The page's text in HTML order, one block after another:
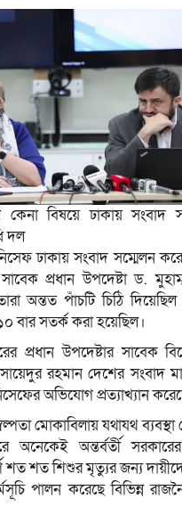
কেনা বিষয়ে ঢাকায় সংবাদ
দল
ঢাকায় সংবাদ সম্মেলন করে
সাবেক প্রধান উপদেষ্টা ড.
অন্তত পাঁচটি চিঠি
বার সতর্ক করা হয়েছিল।
প্রধান উপদেষ্টার সাবেক
সায়েদুর রহমান দেশের সংবাদ
অভিযোগ প্রত্যাখ্যান
মোকাবিলায় যথাযথ
অন্তর্বর্তী
শত শিশুর মৃত্যুর জন্য
পালন করেছে বিভিন্ন